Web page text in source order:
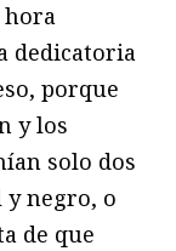
hora
dedicatoria
porque
y los
solo dos
y negro, o
de que